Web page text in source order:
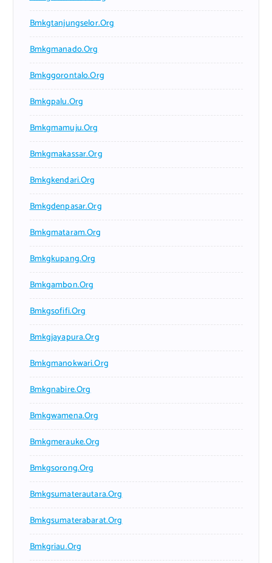
Bmkgtanjungselor.org
Bmkgmanado.org
Bmkggorontalo.org
Bmkgpalu.org
Bmkgmamuju.org
Bmkgmakassar.org
Bmkgkendari.org
Bmkgdenpasar.org
Bmkgmataram.org
Bmkgkupang.org
Bmkgambon.org
Bmkgsofifi.org
Bmkgjayapura.org
Bmkgmanokwari.org
Bmkgnabire.org
Bmkgwamena.org
Bmkgmerauke.org
Bmkgsorong.org
Bmkgsumaterautara.org
Bmkgsumaterabarat.org
Bmkgriau.org